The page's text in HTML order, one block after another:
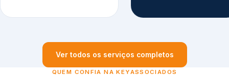
Ver todos os serviços completos
QUEM CONFIA NA KEYASSOCIADOS